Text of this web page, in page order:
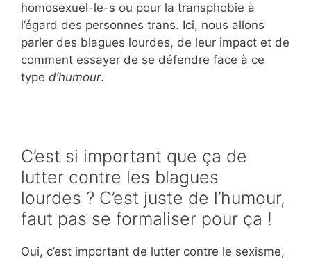
homosexuel-le-s ou pour la transphobie à
l’égard des personnes trans. Ici, nous allons
parler des blagues lourdes, de leur impact et de
comment essayer de se défendre face à ce
type d’humour.
C’est si important que ça de
lutter contre les blagues
lourdes ? C’est juste de l’humour,
faut pas se formaliser pour ça !
Oui, c’est important de lutter contre le sexisme,